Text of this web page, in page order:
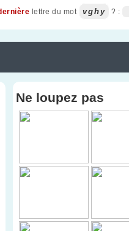
lettre du mot vghy ? :
Ne loupez pas